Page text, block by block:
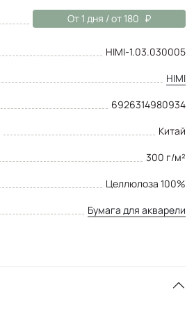
От 1 дня / от 180
HIMI-1.03.030005
HIMI
6926314980934
Китай
300 г/м²
Целлюлоза 100%
Бумага для акварели